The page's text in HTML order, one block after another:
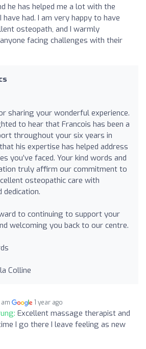
he has helped me a lot with the
had. I am very happy to have
osteopath, and I warmly
facing challenges with their
sharing your wonderful experience.
to hear that Francois has been a
throughout your six years in
his expertise has helped address
you’ve faced. Your kind words and
truly affirm our commitment to
osteopathic care with
dedication.
to continuing to support your
welcoming you back to our centre.
Colline
1 year ago
Excellent massage therapist and
I go there I leave feeling as new